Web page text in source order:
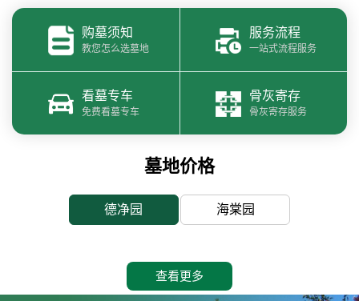
购墓须知
教您怎么选墓地
服务流程
一站式流程服务
看墓专车
免费看墓专车
骨灰寄存
骨灰寄存服务
墓地价格
德净园 海棠园
查看更多